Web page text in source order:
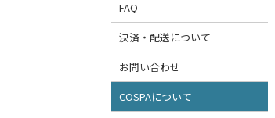
FAQ
決済・配送について
お問い合わせ
COSPAについて